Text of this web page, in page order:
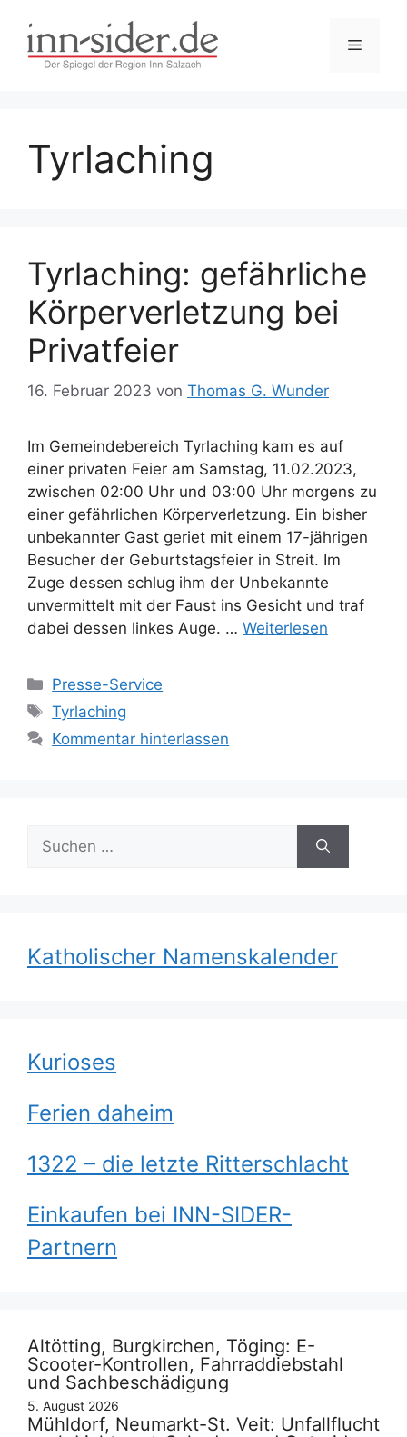
Inhalt
springen
Menü
Tyrlaching
Tyrlaching: gefährliche
Körperverletzung bei
Privatfeier
16. Februar 2023 von Thomas G. Wunder
Im Gemeindebereich Tyrlaching kam es auf
einer privaten Feier am Samstag, 11.02.2023,
zwischen 02:00 Uhr und 03:00 Uhr morgens zu
einer gefährlichen Körperverletzung. Ein bisher
unbekannter Gast geriet mit einem 17-jährigen
Besucher der Geburtstagsfeier in Streit. Im
Zuge dessen schlug ihm der Unbekannte
unvermittelt mit der Faust ins Gesicht und traf
dabei dessen linkes Auge. … Weiterlesen
Kategorien
Presse-Service
Schlagwörter
Tyrlaching
Kommentar hinterlassen
nach:
Katholischer Namenskalender
Kurioses
Ferien daheim
1322 – die letzte Ritterschlacht
Einkaufen bei INN-SIDER-
Partnern
Altötting, Burgkirchen, Töging: E-
Scooter-Kontrollen, Fahrraddiebstahl
und Sachbeschädigung
5. August 2026
Mühldorf, Neumarkt-St. Veit: Unfallflucht